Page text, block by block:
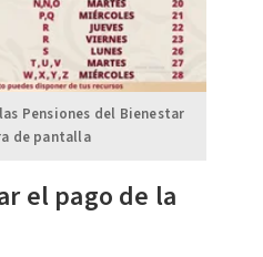
Pensiones del Bienestar
de pantalla
el pago de la